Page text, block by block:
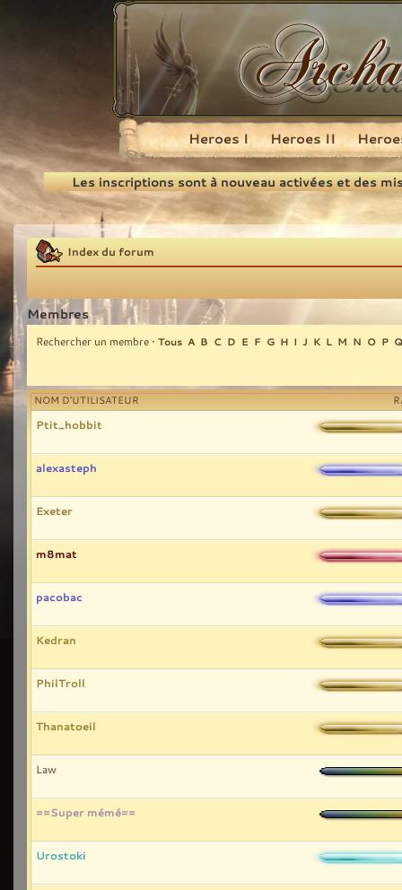
Recherche
Heroes I Heroes II
Les inscriptions sont à nouveau activées et des
Index du forum
Membres
Rechercher un membre • Tous A B C D E F G H I J K L M N O P Q
NOM D’UTILISATEUR
Ptit_hobbit
alexasteph
Exeter
m8mat
pacobac
Kedran
PhilTroll
Thanatoeil
Law
==Super mémé==
Urostoki